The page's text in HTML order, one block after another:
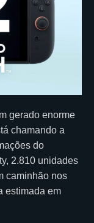
gerado enorme
chamando a
do
2.810 unidades
caminhão nos
estimada em